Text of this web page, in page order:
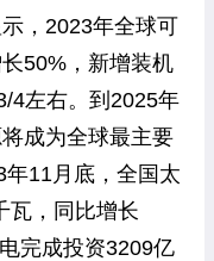
，2023年全球可
50%，新增装机
4左右。到2025年
成为全球最主要
11月底，全国太
瓦，同比增长
完成投资3209亿